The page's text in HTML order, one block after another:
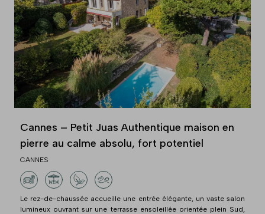
Cannes – Petit Juas Authentique maison en
pierre au calme absolu, fort potentiel
CANNES
Le rez-de-chaussée accueille une entrée élégante, un vaste salon
lumineux ouvrant sur une terrasse ensoleillée orientée plein Sud,